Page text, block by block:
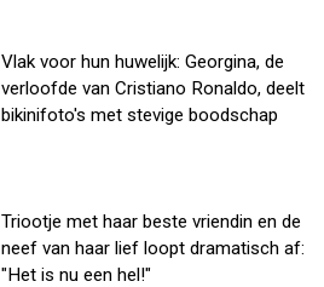
Vlak voor hun huwelijk: Georgina, de
verloofde van Cristiano Ronaldo, deelt
bikinifoto's met stevige boodschap
Triootje met haar beste vriendin en de
neef van haar lief loopt dramatisch af:
"Het is nu een hel!"